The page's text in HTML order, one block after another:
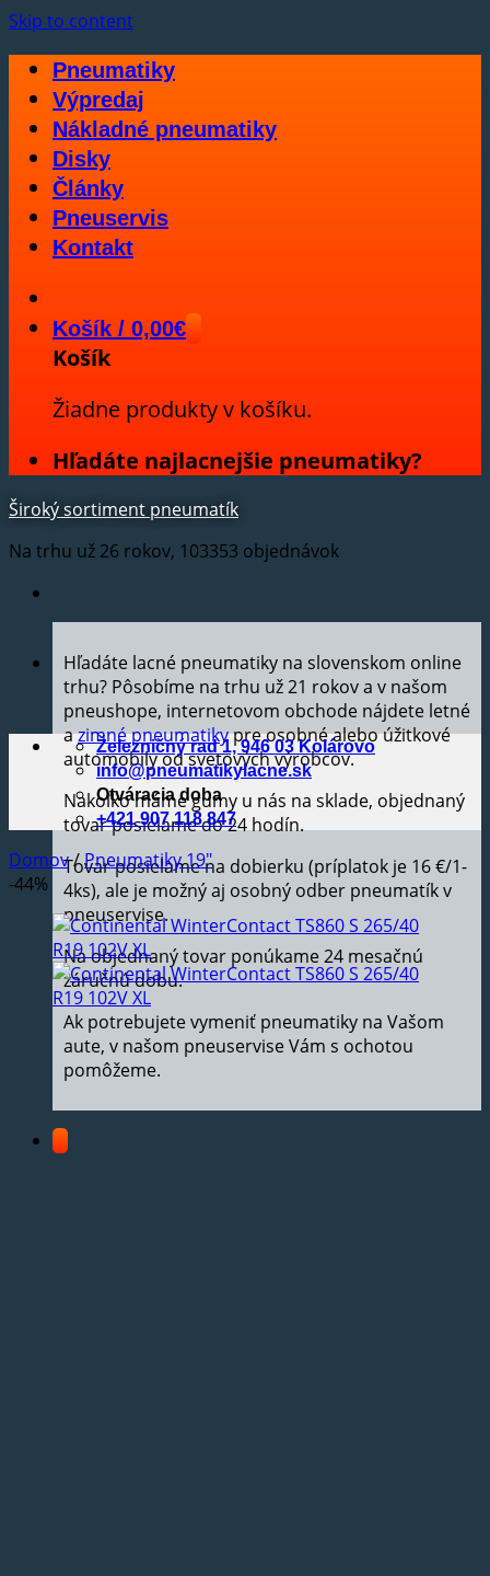
Skip to content
Pneumatiky
Výpredaj
Nákladné pneumatiky
Disky
Články
Pneuservis
Kontakt
Košík / 0,00€
Košík
Žiadne produkty v košíku.
Hľadáte najlacnejšie pneumatiky?
Široký sortiment pneumatík
Na trhu už 26 rokov, 103353 objednávok
Hľadáte lacné pneumatiky na slovenskom online
trhu? Pôsobíme na trhu už 21 rokov a v našom
pneushope, internetovom obchode nájdete letné
azimné pneumatikypre osobné alebo úžitkové
automobily od svetových výrobcov.
Nakoľko máme gumy u nás na sklade, objednaný
tovar posielame do 24 hodín.
Tovar posielame na dobierku (príplatok je 16 €/1-
4ks), ale je možný aj osobný odber pneumatík v
pneuservise.
Na objednaný tovar ponúkame 24 mesačnú
záručnú dobu.
Ak potrebujete vymeniť pneumatiky na Vašom
aute, v našom pneuservise Vám s ochotou
pomôžeme.
Železničný rad 1, 946 03 Kolárovo
info@pneumatikylacne.sk
Otváracia doba
+421 907 118 847
Domov/Pneumatiky 19"
-44%